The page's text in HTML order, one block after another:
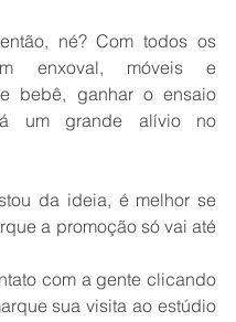
né? Com todos os
enxoval, móveis e
bebê, ganhar o ensaio
um grande alívio no
da ideia, é melhor se
a promoção só vai até
sua visita ao estúdio